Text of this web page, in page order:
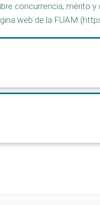
concurrencia, mérito
web de la FUAM